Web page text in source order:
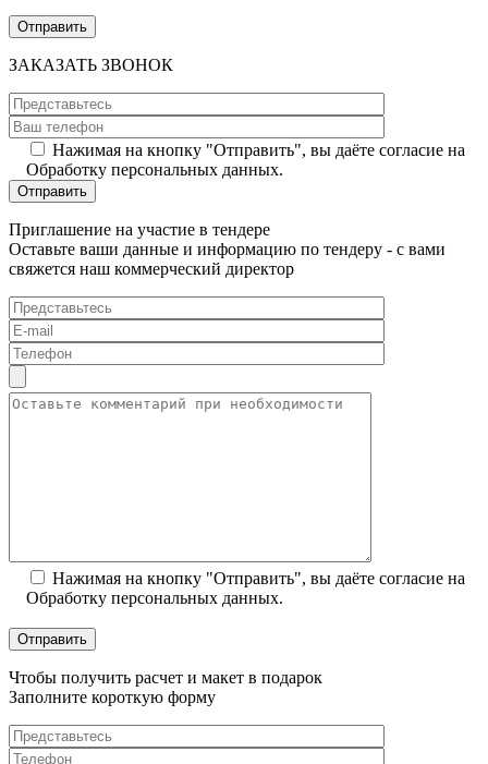
ЗАКАЗАТЬ ЗВОНОК
Нажимая на кнопку "Отправить", вы даёте согласие на
Обработку персональных данных.
Приглашение на участие в тендере
Оставьте ваши данные и информацию по тендеру - с вами
свяжется наш коммерческий директор
Нажимая на кнопку "Отправить", вы даёте согласие на
Обработку персональных данных.
Чтобы получить расчет и макет в подарок
Заполните короткую форму